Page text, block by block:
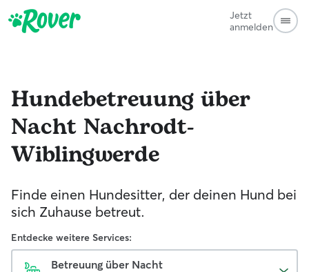
Jetzt
anmelden
Hundebetreuung über
Nacht Nachrodt-
Wiblingwerde
Finde einen Hundesitter, der deinen Hund bei
sich Zuhause betreut.
Entdecke weitere Services:
Betreuung über Nacht